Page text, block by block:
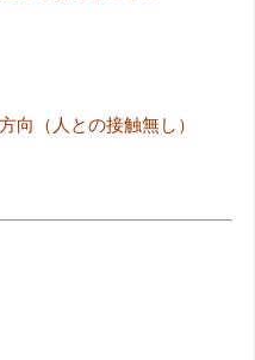
向（人との接触無し）